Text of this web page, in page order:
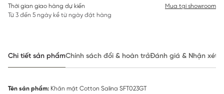
Thời gian giao hàng dự kiến
Từ 3 đến 5 ngày kể từ ngày đặt hàng
Mua tại showroom
Chi tiết sản phẩmChính sách đổi & hoàn trảĐánh giá & Nhận xét
Tên sản phẩm: Khăn mặt Cotton Salina SFT023GT